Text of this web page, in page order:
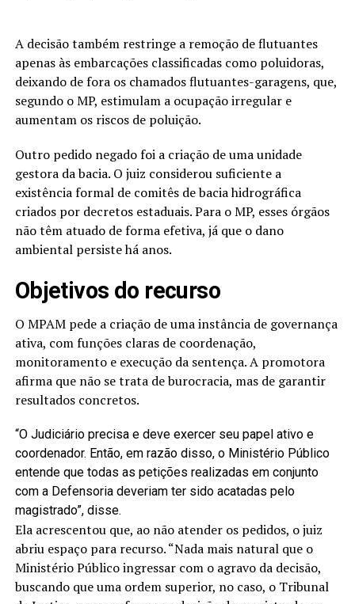
A decisão também restringe a remoção de flutuantes
apenas às embarcações classificadas como poluidoras,
deixando de fora os chamados flutuantes-garagens, que,
segundo o MP, estimulam a ocupação irregular e
aumentam os riscos de poluição.
Outro pedido negado foi a criação de uma unidade
gestora da bacia. O juiz considerou suficiente a
existência formal de comitês de bacia hidrográfica
criados por decretos estaduais. Para o MP, esses órgãos
não têm atuado de forma efetiva, já que o dano
ambiental persiste há anos.
Objetivos do recurso
O MPAM pede a criação de uma instância de governança
ativa, com funções claras de coordenação,
monitoramento e execução da sentença. A promotora
afirma que não se trata de burocracia, mas de garantir
resultados concretos.
“O Judiciário precisa e deve exercer seu papel ativo e
coordenador. Então, em razão disso, o Ministério Público
entende que todas as petições realizadas em conjunto
com a Defensoria deveriam ter sido acatadas pelo
magistrado”, disse.
Ela acrescentou que, ao não atender os pedidos, o juiz
abriu espaço para recurso. “Nada mais natural que o
Ministério Público ingressar com o agravo da decisão,
buscando que uma ordem superior, no caso, o Tribunal